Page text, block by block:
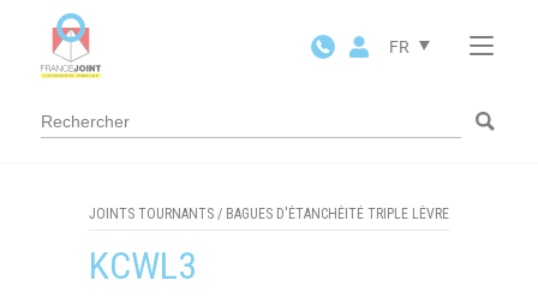
FR
JOINTS TOURNANTS / BAGUES D'ÉTANCHÉITÉ TRIPLE LÈVRE
KCWL3